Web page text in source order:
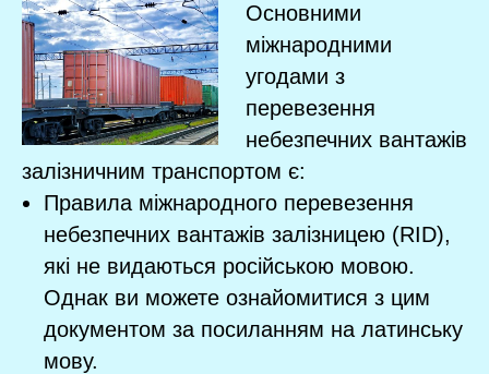
Основними
міжнародними
угодами з
перевезення
небезпечних вантажів
залізничним транспортом є:
Правила міжнародного перевезення
небезпечних вантажів залізницею (RID),
які не видаються російською мовою.
Однак ви можете ознайомитися з цим
документом за посиланням на латинську
мову.